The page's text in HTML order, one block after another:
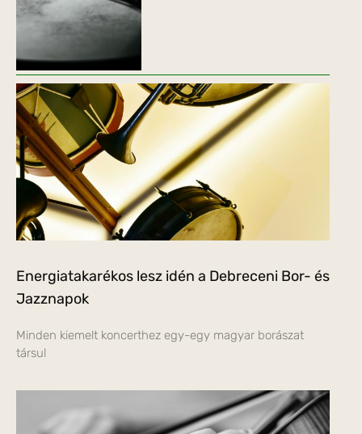
Energiatakarékos lesz idén a Debreceni Bor- és
Jazznapok
Minden kiemelt koncerthez egy-egy magyar borászat
társul